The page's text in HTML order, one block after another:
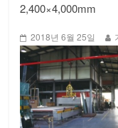
2,400×4,000mm
2018년 6월 25일